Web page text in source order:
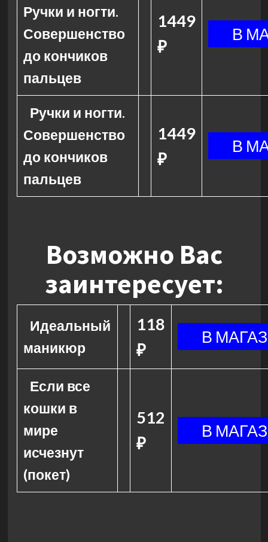
Ручки и ногти.
Совершенство
до кончиков
пальцев
1449
₽
Ручки и ногти.
Совершенство
до кончиков
пальцев
1449
₽
Возможно Вас
заинтересует:
Идеальный
маникюр
118
₽
Если все
кошки в
мире
исчезнут
(покет)
512
₽